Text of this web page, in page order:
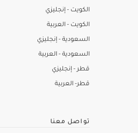
الكويت - إنجليزي
الكويت - العربية
السعودية - إنجليزي
السعودية - العربية
قطر - إنجليزي
قطر- العربية
تواصل معنا